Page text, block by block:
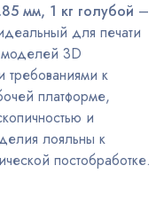
мм, 1 кг голубой –
для печати
3D
требованиями к
платформе,
и
лояльны к
постобработке.